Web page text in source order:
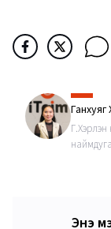
Г.Хэрлэн
Энэ